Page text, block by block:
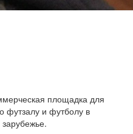
площадка для
футзалу и футболу в